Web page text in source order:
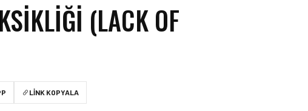
(LACK OF
LINK KOPYALA